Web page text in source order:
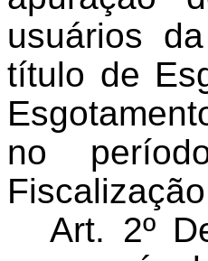
usuários
título de
no
Art. 2º